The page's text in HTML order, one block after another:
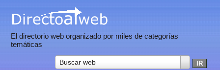
El directorio web organizado por miles de categorías
temáticas
Buscar web